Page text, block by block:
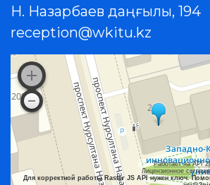
Н. Назарбаев даңғылы, 194
reception@wkitu.kz
Работает на API
Лицензионное
Для корректной работы Raster JS API нужен ключ.